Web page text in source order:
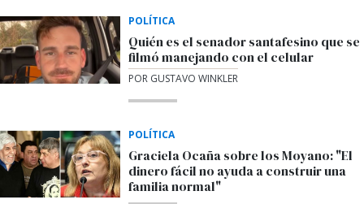
POLÍTICA
Quién es el senador santafesino que se
filmó manejando con el celular
POR GUSTAVO WINKLER
POLÍTICA
Graciela Ocaña sobre los Moyano: "El
dinero fácil no ayuda a construir una
familia normal"